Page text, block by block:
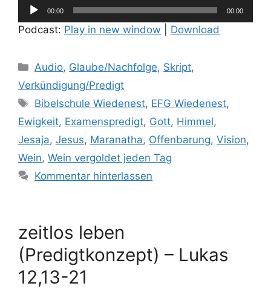
Audio-
Player
00:00 00:00
Podcast: Play in new window Download
Kategorien
Audio, Glaube/Nachfolge, Skript,
Verkündigung/Predigt
Schlagwörter
Bibelschule Wiedenest, EFG Wiedenest,
Ewigkeit, Examenspredigt, Gott, Himmel,
Jesaja, Jesus, Maranatha, Offenbarung, Vision,
Wein, Wein vergoldet jeden Tag
Kommentar hinterlassen
zeitlos leben
(Predigtkonzept) – Lukas
12,13-21